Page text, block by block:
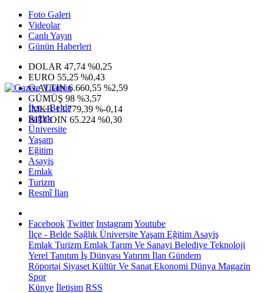
Foto Galeri
Videolar
Canlı Yayın
Günün Haberleri
DOLAR 47,74 %0,25
EURO 55,25 %0,43
G.ALTIN6.660,55 %2,59
GÜMÜŞ 98 %3,57
IMKB13.779,39 %-0,14
BITCOIN 65.224 %0,30
İlçe - Belde
Sağlık
Üniversite
Yaşam
Eğitim
Asayiş
Emlak
Turizm
Resmî İlan
Facebook Twitter InstagramYoutube
İlçe - Belde Sağlık ÜniversiteYaşam Eğitim Asayiş
Emlak Turizm Emlak Tarım Ve Sanayi Belediye Teknoloji
Yerel Tanıtım İş Dünyası Yatırım İlan Gündem
Röportaj Siyaset Kültür Ve Sanat Ekonomi Dünya Magazin
Spor
Künye İletişim RSS